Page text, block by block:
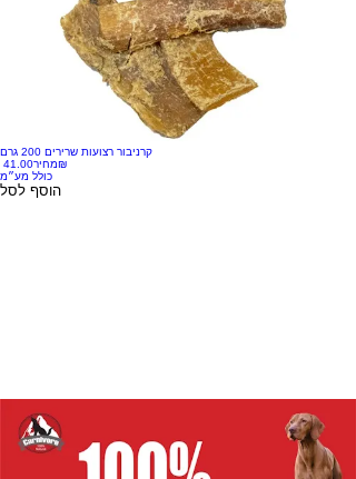
קרניבור רצועות שרירים 200 גרם
מחיר‏41.00 ‏₪
כולל מע״מ
הוסף לסל